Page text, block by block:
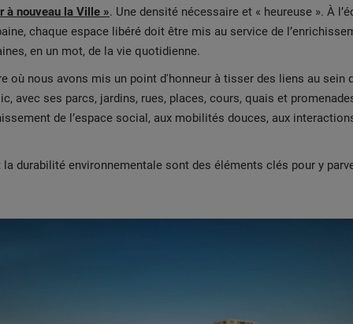
nouveau la Ville ». Une densité nécessaire et « heureuse ». À
chaque espace libéré doit être mis au service de
en un mot, de la vie quotidienne.
où nous avons mis un point d'honneur à tisser des liens au
avec ses parcs, jardins, rues, places, cours, quais et
de l’espace social, aux mobilités douces, aux
durabilité environnementale sont des éléments clés pour y